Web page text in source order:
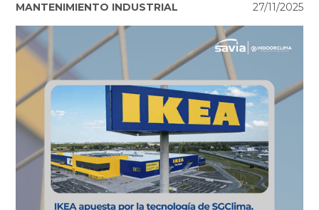
MANTENIMIENTO INDUSTRIAL 27/11/2025